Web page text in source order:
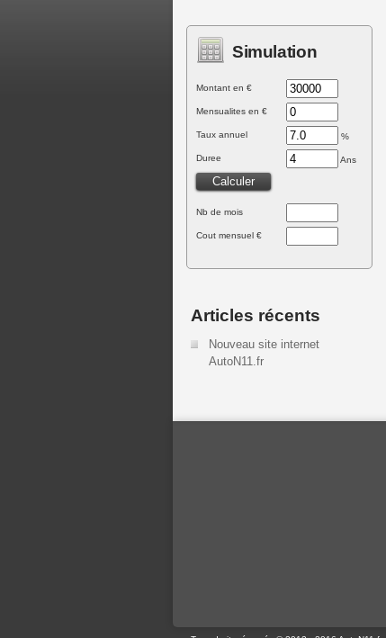
Simulation
Montant en €
Mensualites en €
Taux annuel %
Duree Ans
Nb de mois
Cout mensuel €
Articles récents
Nouveau site internet
AutoN11.fr